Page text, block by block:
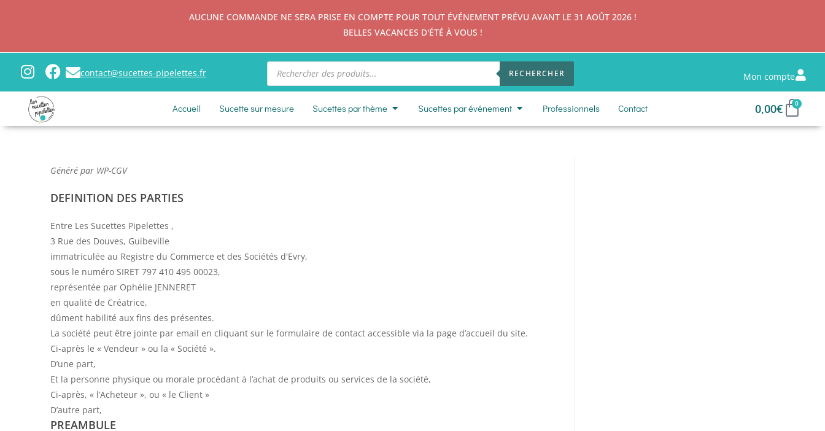
AUCUNE COMMANDE NE SERA PRISE EN COMPTE POUR TOUT ÉVÉNEMENT PRÉVU AVANT LE 31 AOÛT 2026 !
BELLES VACANCES D'ÉTÉ À VOUS !
contact@sucettes-pipelettes.fr RECHERCHER Mon compte
Accueil Sucette sur mesure Sucettes par thème Sucettes par événement Professionnels Contact 0,00€ 0
Généré par WP-CGV
DEFINITION DES PARTIES
Entre Les Sucettes Pipelettes ,
3 Rue des Douves, Guibeville
immatriculée au Registre du Commerce et des Sociétés d'Evry,
sous le numéro SIRET 797 410 495 00023,
représentée par Ophélie JENNERET
en qualité de Créatrice,
dûment habilité aux fins des présentes.
La société peut être jointe par email en cliquant sur le formulaire de contact accessible via la page d’accueil du site.
Ci-après le « Vendeur » ou la « Société ».
D’une part,
Et la personne physique ou morale procédant à l’achat de produits ou services de la société,
Ci-après, « l’Acheteur », ou « le Client »
D’autre part,
PREAMBULE